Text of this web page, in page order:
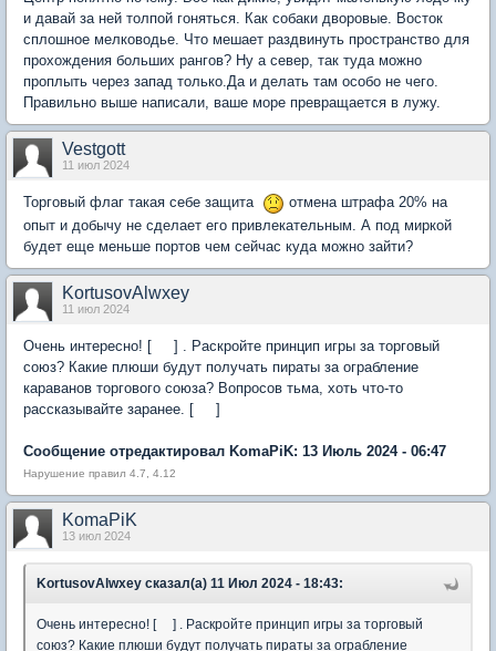
и давай за ней толпой гоняться. Как собаки дворовые. Восток
сплошное мелководье. Что мешает раздвинуть пространство для
прохождения больших рангов? Ну а север, так туда можно
проплыть через запад только.Да и делать там особо не чего.
Правильно выше написали, ваше море превращается в лужу.
Vestgott
11 июл 2024
Торговый флаг такая себе защита
отмена штрафа 20% на
опыт и добычу не сделает его привлекательным. А под миркой
будет еще меньше портов чем сейчас куда можно зайти?
KortusovAlwxey
11 июл 2024
Очень интересно! [ ] . Раскройте принцип игры за торговый
союз? Какие плюши будут получать пираты за ограбление
караванов торгового союза? Вопросов тьма, хоть что-то
рассказывайте заранее. [ ]
Сообщение отредактировал KomaPiK: 13 Июль 2024 - 06:47
Нарушение правил 4.7, 4.12
KomaPiK
13 июл 2024
KortusovAlwxey сказал(а) 11 Июл 2024 - 18:43:
Очень интересно! [ ] . Раскройте принцип игры за торговый
союз? Какие плюши будут получать пираты за ограбление